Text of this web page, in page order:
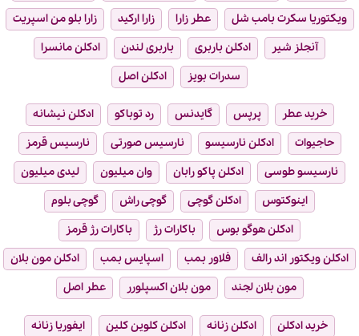
ویکتوریا سکرت بامب شل
عطر زارا زارا ارکید
زارا بلو من اسپریت
آنجلز شیر
ادکلن باربری باربری لندن
ادکلن مانسرا
سدرات بویز
ادکلن اصل
خرید عطر پرپس گایدنس رد توباکو
ادکلن نیشانه
حاجیوات
ادکلن نارسیسو نارسیس صورتی
نارسیس قرمز
نارسیسو طوسی
ادکلن پاکو رابان وان میلیون
لیدی میلیون
اینوکتوس
ادکلن گوچی گوچی راش
گوچی بلوم
ادکلن هوگو بوس
باکارات رژ
باکارات رژ قرمز
ادکلن ویکتور اند رالف
فلاور بمب اسپایس بمب
ادکلن مون بلان
مون بلان لجند
مون بلان اکسپلورر عطر اصل
خرید ادکلن ادکلن زنانه ادکلن کلوین کلین
ایفوریا زنانه